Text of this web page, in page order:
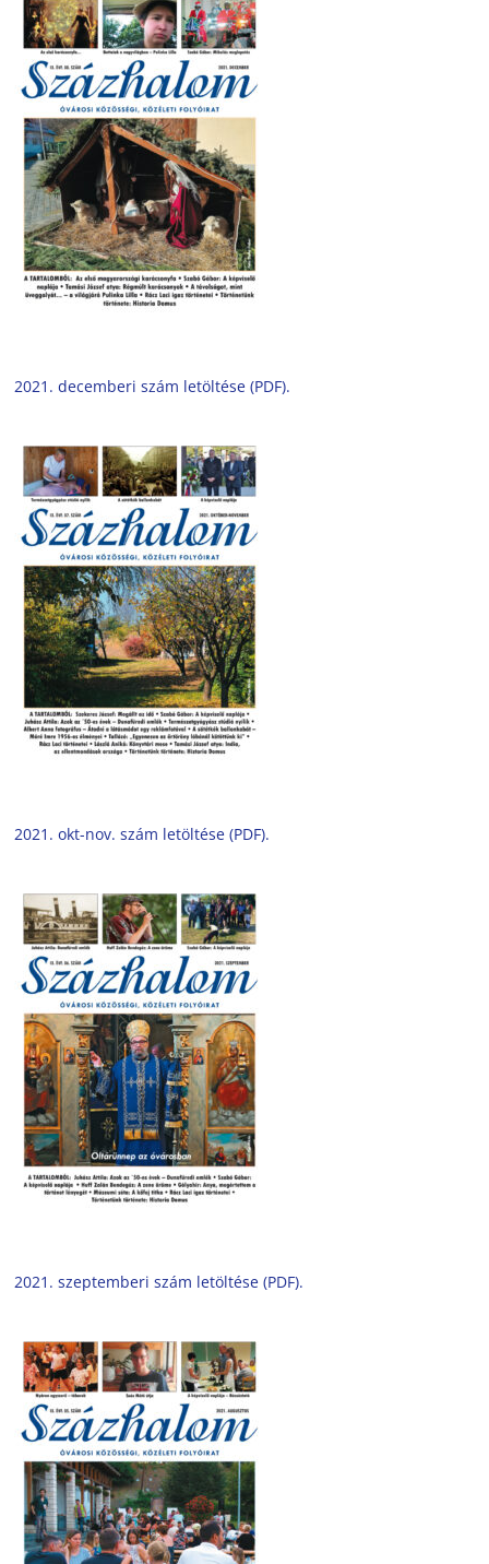
2021. decemberi szám letöltése (PDF).
2021. okt-nov. szám letöltése (PDF).
2021. szeptemberi szám letöltése (PDF).